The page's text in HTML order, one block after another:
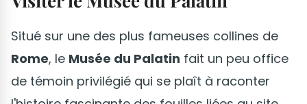
Situé sur une des plus fameuses collines de
Rome, le Musée du Palatin fait un peu office
de témoin privilégié qui se plaît à raconter